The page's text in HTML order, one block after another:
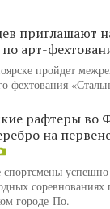
приглашают
по арт-
пройдет
фехтования
рафтеры во
на
спортсмены
соревнованиях
городе По.